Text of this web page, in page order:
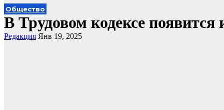
Общество
В Трудовом кодексе появится
Редакция Янв 19, 2025